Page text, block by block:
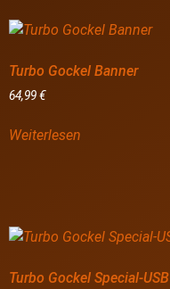
Turbo Gockel Banner
64,99€
Weiterlesen
Turbo Gockel Special-USB